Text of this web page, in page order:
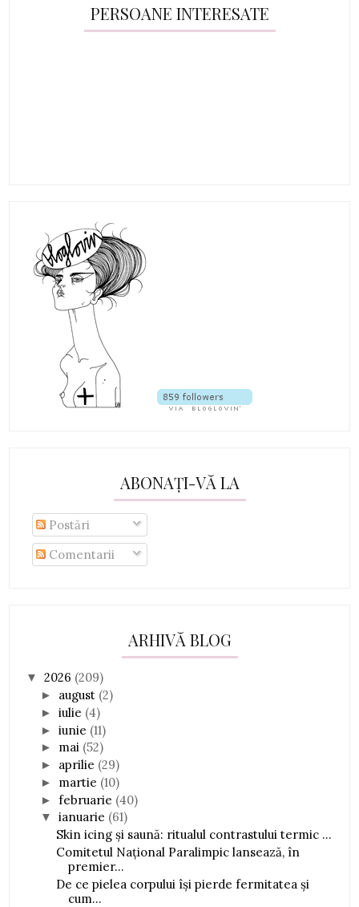
PERSOANE INTERESATE
ABONAȚI-VĂ LA
Postări
Comentarii
ARHIVĂ BLOG
▼2026 (209)
► august (2)
►iulie (4)
►iunie (11)
► mai (52)
► aprilie (29)
► martie (10)
►februarie (40)
▼ianuarie (61)
Skin icing și saună: ritualul contrastului termic ...
Comitetul Național Paralimpic lansează, în
premier...
De ce pielea corpului își pierde fermitatea și
cum...